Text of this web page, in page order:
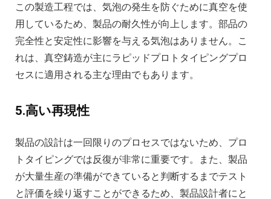
この製造工程では、気泡の発生を防ぐために真空を使
用しているため、製品の耐久性が向上します。部品の
完全性と安定性に影響を与える気泡はありません。こ
れは、真空鋳造が主にラピッドプロトタイピングプロ
セスに適用される主な理由でもあります。
5.高い再現性
製品の設計は一回限りのプロセスではないため、プロ
トタイピングでは反復が非常に重要です。また、製品
が大量生産の準備ができていると判断するまでテスト
と評価を繰り返すことができるため、製品設計者にと